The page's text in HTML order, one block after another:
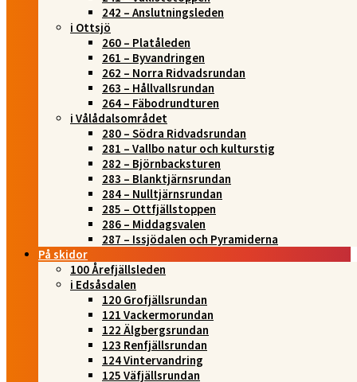
242 – Anslutningsleden
i Ottsjö
260 – Platåleden
261 – Byvandringen
262 – Norra Ridvadsrundan
263 – Hållvallsrundan
264 – Fäbodrundturen
i Vålådalsområdet
280 – Södra Ridvadsrundan
281 – Vallbo natur och kulturstig
282 – Björnbacksturen
283 – Blanktjärnsrundan
284 – Nulltjärnsrundan
285 – Ottfjällstoppen
286 – Middagsvalen
287 – Issjödalen och Pyramiderna
På skidor
100 Årefjällsleden
i Edsåsdalen
120 Grofjällsrundan
121 Vackermorundan
122 Älgbergsrundan
123 Renfjällsrundan
124 Vintervandring
125 Väfjällsrundan